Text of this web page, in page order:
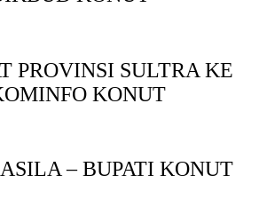
PROVINSI SULTRA KE
KONUT
– BUPATI KONUT